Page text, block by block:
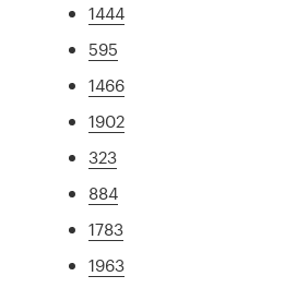
1444
595
1466
1902
323
884
1783
1963